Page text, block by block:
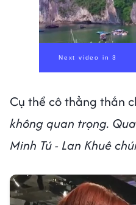
00:00/ 00:59
Cụ thể cô thẳng thắn
không quan trọng.
Minh Tú - Lan Khuê